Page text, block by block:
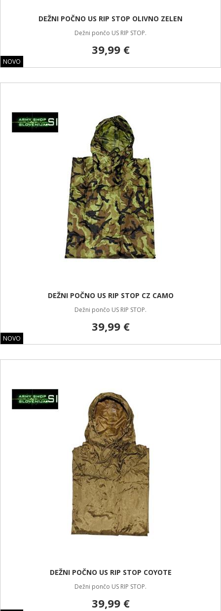
NOVO
DEŽNI POČNO US RIP STOP OLIVNO ZELEN
Dežni pončo US RIP STOP.
39,99 €
NOVO
DEŽNI POČNO US RIP STOP CZ CAMO
Dežni pončo US RIP STOP.
39,99 €
DEŽNI POČNO US RIP STOP COYOTE
Dežni pončo US RIP STOP.
39,99 €